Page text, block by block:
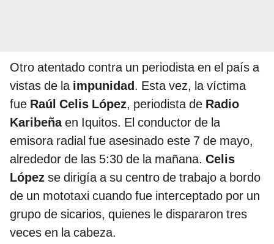
Otro atentado contra un periodista en el país a
vistas de laimpunidad. Esta vez, la víctima
fue Raúl Celis López, periodista de Radio
Karibeñaen Iquitos. El conductor de la
emisora radial fue asesinado este 7 de mayo,
alrededor de las 5:30 de la mañana. Celis
López se dirigía a su centro de trabajo a bordo
de un mototaxi cuando fue interceptado por un
grupo de sicarios, quienes le dispararon tres
veces en la cabeza.